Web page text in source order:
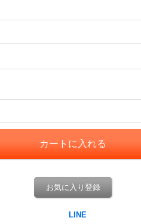
お気に入り登録